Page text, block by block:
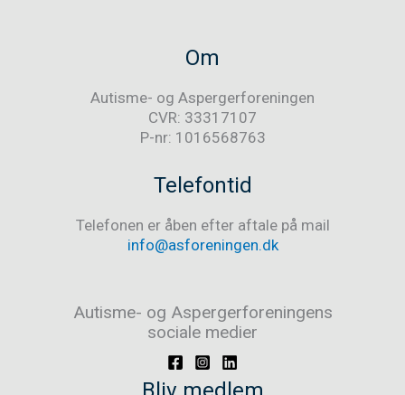
Om
Autisme- og Aspergerforeningen
CVR: 33317107
P-nr: 1016568763
Telefontid
Telefonen er åben efter aftale på mail
info@asforeningen.dk
Autisme- og Aspergerforeningens
sociale medier